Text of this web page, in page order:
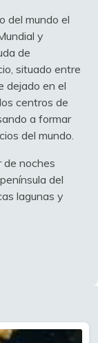
del mundo el
y
de
situado entre
dejado en el
centros de
a formar
del mundo.
de noches
del
lagunas y